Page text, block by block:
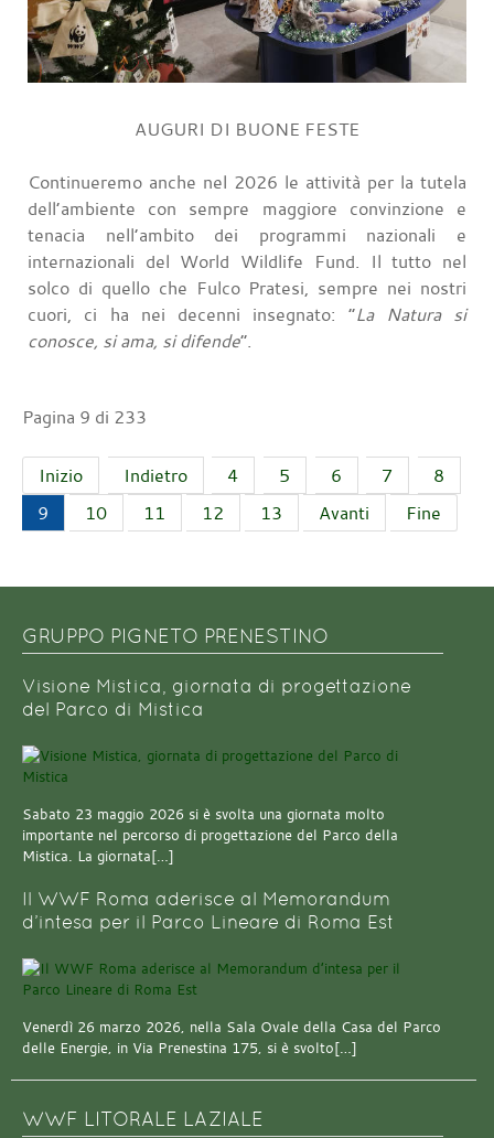
AUGURI DI BUONE FESTE
Continueremo anche nel 2026 le attività per la tutela
dell’ambiente con sempre maggiore convinzione e
tenacia nell’ambito dei programmi nazionali e
internazionali del World Wildlife Fund. Il tutto nel
solco di quello che Fulco Pratesi, sempre nei nostri
cuori, ci ha nei decenni insegnato: “La Natura si
conosce, si ama, si difende”.
Pagina 9 di 233
Inizio Indietro 4 5 6 7
8
9
10 11 12 13 Avanti Fine
GRUPPO PIGNETO PRENESTINO
Visione Mistica, giornata di progettazione
del Parco di Mistica
Sabato 23 maggio 2026 si è svolta una giornata molto
importante nel percorso di progettazione del Parco della
Mistica. La giornata[…]
Il WWF Roma aderisce al Memorandum
d’intesa per il Parco Lineare di Roma Est
Venerdì 26 marzo 2026, nella Sala Ovale della Casa del Parco
delle Energie, in Via Prenestina 175, si è svolto[…]
WWF LITORALE LAZIALE